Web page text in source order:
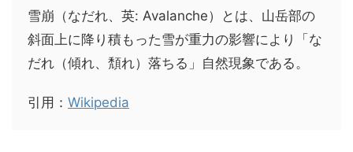
雪崩（なだれ、英: Avalanche）とは、山岳部の
斜面上に降り積もった雪が重力の影響により「な
だれ（傾れ、頽れ）落ちる」自然現象である。
引用： Wikipedia